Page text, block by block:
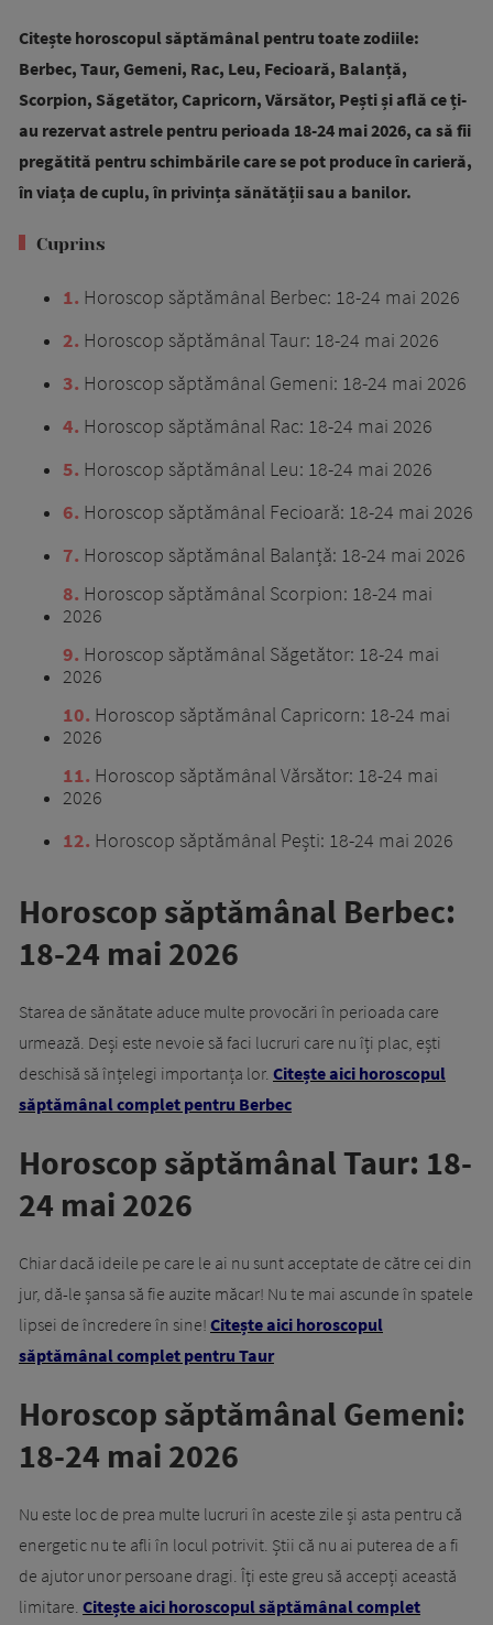
Citește horoscopul săptămânal pentru toate zodiile:
Berbec, Taur, Gemeni, Rac, Leu, Fecioară, Balanță,
Scorpion, Săgetător, Capricorn, Vărsător, Pești și află ce ți-
au rezervat astrele pentru perioada 18-24 mai 2026, ca să fii
pregătită pentru schimbările care se pot produce în carieră,
în viața de cuplu, în privința sănătății sau a banilor.
Cuprins
1 Horoscop săptămânal Berbec: 18-24 mai 2026
2 Horoscop săptămânal Taur: 18-24 mai 2026
3 Horoscop săptămânal Gemeni: 18-24 mai 2026
4 Horoscop săptămânal Rac: 18-24 mai 2026
5 Horoscop săptămânal Leu: 18-24 mai 2026
6 Horoscop săptămânal Fecioară: 18-24 mai 2026
7 Horoscop săptămânal Balanță: 18-24 mai 2026
8 Horoscop săptămânal Scorpion: 18-24 mai
2026
9 Horoscop săptămânal Săgetător: 18-24 mai
2026
10 Horoscop săptămânal Capricorn: 18-24 mai
2026
11 Horoscop săptămânal Vărsător: 18-24 mai
2026
12 Horoscop săptămânal Pești: 18-24 mai 2026
Horoscop săptămânal Berbec:
18-24 mai 2026
Starea de sănătate aduce multe provocări în perioada care
urmează. Deși este nevoie să faci lucruri care nu îți plac, ești
deschisă să înțelegi importanța lor. Citește aici horoscopul
săptămânal complet pentru Berbec
Horoscop săptămânal Taur: 18-
24 mai 2026
Chiar dacă ideile pe care le ai nu sunt acceptate de către cei din
jur, dă-le șansa să fie auzite măcar! Nu te mai ascunde în spatele
lipsei de încredere în sine! Citește aici horoscopul
săptămânal complet pentru Taur
Horoscop săptămânal Gemeni:
18-24 mai 2026
Nu este loc de prea multe lucruri în aceste zile și asta pentru că
energetic nu te afli în locul potrivit. Știi că nu ai puterea de a fi
de ajutor unor persoane dragi. Îți este greu să accepți această
limitare. Citește aici horoscopul săptămânal complet